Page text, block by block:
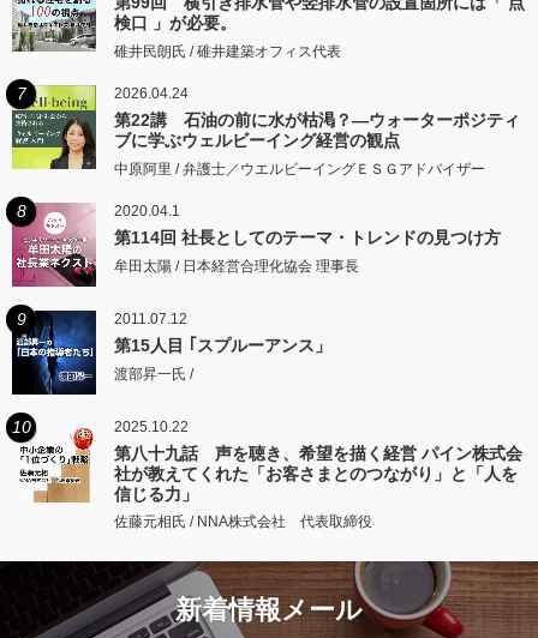
検口 」が必要。
碓井民朗氏 / 碓井建築オフィス代表
7 2026.04.24
第22講 石油の前に水が枯渇？―ウォーターポジティ
ブに学ぶウェルビーイング経営の観点
中原阿里 / 弁護士／ウエルビーイングＥＳＧアドバイザー
8 2020.04.1
第114回 社長としてのテーマ・トレンドの見つけ方
牟田太陽 / 日本経営合理化協会 理事長
9 2011.07.12
第15人目 ｢スプルーアンス」
渡部昇一氏 /
10 2025.10.22
第八十九話 声を聴き、希望を描く経営 パイン株式会
社が教えてくれた「お客さまとのつながり」と「人を
信じる力」
佐藤元相氏 / NNA株式会社 代表取締役
新着情報メール